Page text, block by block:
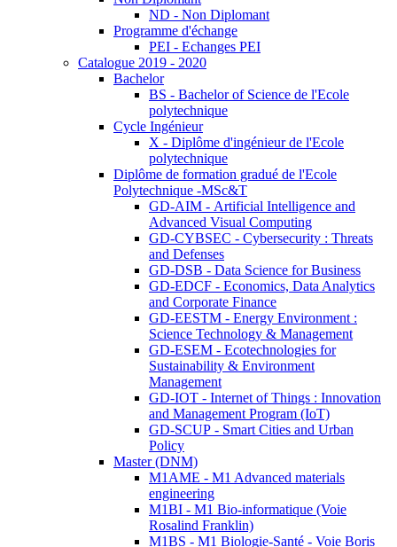
ND - Non Diplomant
Programme d'échange
PEI - Echanges PEI
Catalogue 2019 - 2020
Bachelor
BS - Bachelor of Science de l'Ecole
polytechnique
Cycle Ingénieur
X - Diplôme d'ingénieur de l'Ecole
polytechnique
Diplôme de formation gradué de l'Ecole
Polytechnique -MSc&T
GD-AIM - Artificial Intelligence and
Advanced Visual Computing
GD-CYBSEC - Cybersecurity : Threats
and Defenses
GD-DSB - Data Science for Business
GD-EDCF - Economics, Data Analytics
and Corporate Finance
GD-EESTM - Energy Environment :
Science Technology & Management
GD-ESEM - Ecotechnologies for
Sustainability & Environment
Management
GD-IOT - Internet of Things : Innovation
and Management Program (IoT)
GD-SCUP - Smart Cities and Urban
Policy
Master (DNM)
M1AME - M1 Advanced materials
engineering
M1BI - M1 Bio-informatique (Voie
Rosalind Franklin)
M1BS - M1 Biologie-Santé - Voie Boris